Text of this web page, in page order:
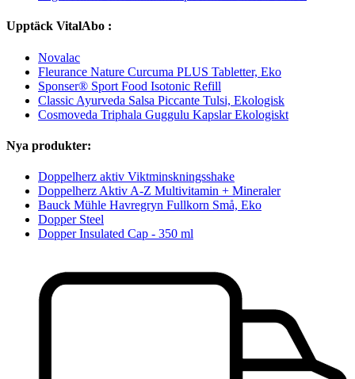
Upptäck VitalAbo :
Novalac
Fleurance Nature Curcuma PLUS Tabletter, Eko
Sponser® Sport Food Isotonic Refill
Classic Ayurveda Salsa Piccante Tulsi, Ekologisk
Cosmoveda Triphala Guggulu Kapslar Ekologiskt
Nya produkter:
Doppelherz aktiv Viktminskningsshake
Doppelherz Aktiv A-Z Multivitamin + Mineraler
Bauck Mühle Havregryn Fullkorn Små, Eko
Dopper Steel
Dopper Insulated Cap - 350 ml